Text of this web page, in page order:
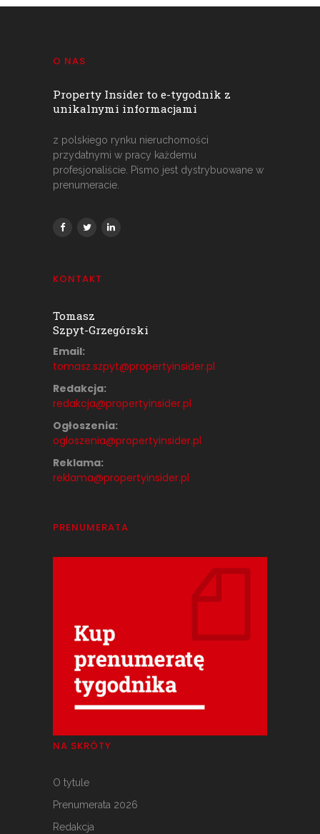
O NAS
Property Insider to e-tygodnik z
unikalnymi informacjami
z polskiego rynku nieruchomości
przydatnymi w pracy każdemu
profesjonaliście. Pismo jest dystrybuowane w
prenumeracie.
KONTAKT
Tomasz
Szpyt-Grzegórski
Email:
tomasz.szpyt@propertyinsider.pl
Redakcja:
redakcja@propertyinsider.pl
Ogłoszenia:
ogloszenia@propertyinsider.pl
Reklama:
reklama@propertyinsider.pl
PRENUMERATA
NA SKRÓTY
O tytule
Prenumerata 2026
Redakcja